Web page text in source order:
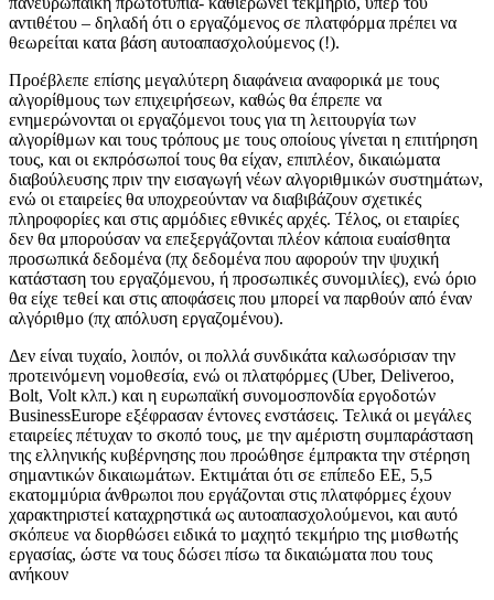
αντιθέτου – δηλαδή ότι ο εργαζόμενος σε πλατφόρμα πρέπει να
θεωρείται κατα βάση αυτοαπασχολούμενος (!).
Προέβλεπε επίσης μεγαλύτερη διαφάνεια αναφορικά με τους
αλγορίθμους των επιχειρήσεων, καθώς θα έπρεπε να
ενημερώνονται οι εργαζόμενοι τους για τη λειτουργία των
αλγορίθμων και τους τρόπους με τους οποίους γίνεται η επιτήρηση
τους, και οι εκπρόσωποί τους θα είχαν, επιπλέον, δικαιώματα
διαβούλευσης πριν την εισαγωγή νέων αλγοριθμικών συστημάτων,
ενώ οι εταιρείες θα υποχρεούνταν να διαβιβάζουν σχετικές
πληροφορίες και στις αρμόδιες εθνικές αρχές. Τέλος, οι εταιρίες
δεν θα μπορούσαν να επεξεργάζονται πλέον κάποια ευαίσθητα
προσωπικά δεδομένα (πχ δεδομένα που αφορούν την ψυχική
κατάσταση του εργαζόμενου, ή προσωπικές συνομιλίες), ενώ όριο
θα είχε τεθεί και στις αποφάσεις που μπορεί να παρθούν από έναν
αλγόριθμο (πχ απόλυση εργαζομένου).
Δεν είναι τυχαίο, λοιπόν, οι πολλά συνδικάτα καλωσόρισαν την
προτεινόμενη νομοθεσία, ενώ οι πλατφόρμες (Uber, Deliveroo,
Bolt, Volt κλπ.) και η ευρωπαϊκή συνομοσπονδία εργοδοτών
BusinessEurope εξέφρασαν έντονες ενστάσεις. Τελικά οι μεγάλες
εταιρείες πέτυχαν το σκοπό τους, με την αμέριστη συμπαράσταση
της ελληνικής κυβέρνησης που προώθησε έμπρακτα την στέρηση
σημαντικών δικαιωμάτων. Εκτιμάται ότι σε επίπεδο ΕΕ, 5,5
εκατομμύρια άνθρωποι που εργάζονται στις πλατφόρμες έχουν
χαρακτηριστεί καταχρηστικά ως αυτοαπασχολούμενοι, και αυτό
σκόπευε να διορθώσει ειδικά το μαχητό τεκμήριο της μισθωτής
εργασίας, ώστε να τους δώσει πίσω τα δικαιώματα που τους
ανήκουν